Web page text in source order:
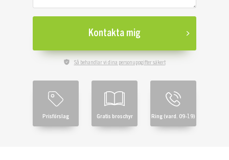
Kontakta mig
Så behandlar vi dina personuppgifter säkert
Prisförslag Gratis broschyr Ring (vard. 09-19)